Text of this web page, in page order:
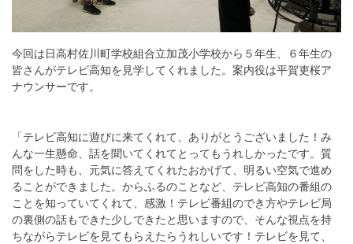
今回は日高村佐川町学校組合立加茂小学校から５年生、６年生の
皆さんがテレビ高知を見学してくれました。案内役は平賀吏桜ア
ナウンサーです。
「テレビ高知に遊びに来てくれて、ありがとうございました！み
んな一生懸命、話を聞いてくれてとってもうれしかったです。質
問をした時も、元気に答えてくれたおかげて、明るい空気で進め
ることができました。からふるのことなど、テレビ高知の番組の
ことを知っていてくれて、感激！テレビ番組のでき方やテレビ局
の裏側の話もできた少しできたと思いますので、そんな視点を持
ちながらテレビを見てもらえたらうれしいです！テレビを見て、